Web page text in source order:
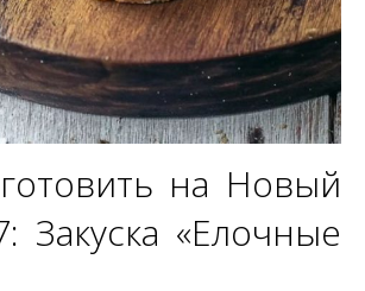
на Новый
Закуска «Елочные